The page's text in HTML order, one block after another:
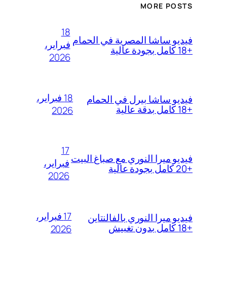
MORE POSTS
فيديو ساشا المصرية في الحمام
+18 كامل بجودة عالية
18
فبراير،
2026
فيديو ساشا بيرل في الحمام
+18 كامل بدقة عالية
18 فبراير،
2026
فيديو ميرا النوري مع صباغ البيت
+20 كامل بجودة عالية
17
فبراير،
2026
فيديو ميرا النوري بالفالنتاين
+18 كامل بدون تغبيش
17 فبراير،
2026